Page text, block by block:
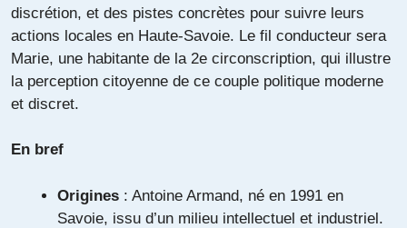
discrétion, et des pistes concrètes pour suivre leurs
actions locales en Haute-Savoie. Le fil conducteur sera
Marie, une habitante de la 2e circonscription, qui illustre
la perception citoyenne de ce couple politique moderne
et discret.
En bref
Origines : Antoine Armand, né en 1991 en
Savoie, issu d’un milieu intellectuel et industriel.